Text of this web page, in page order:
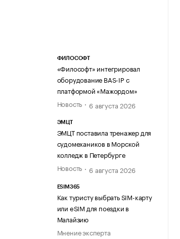
ФИЛОСОФТ
«Философт» интегрировал
оборудование BAS-IP с
платформой «Мажордом»
Новость
6 августа 2026
ЭМЦТ
ЭМЦТ поставила тренажер для
судомехаников в Морской
колледж в Петербурге
Новость
6 августа 2026
ESIM365
Как туристу выбрать SIM-карту
или eSIM для поездки в
Малайзию
Мнение эксперта